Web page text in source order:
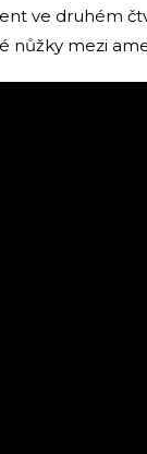
ve druhém
nůžky mezi